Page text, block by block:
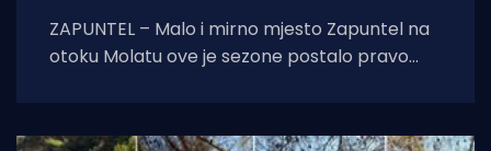
ZAPUNTEL – Malo i mirno mjesto Zapuntel na
otoku Molatu ove je sezone postalo pravo